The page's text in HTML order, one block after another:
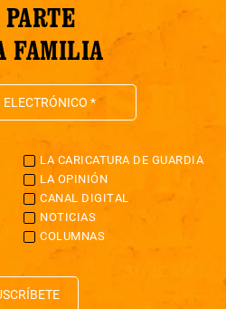
FAMILIA
LA CARICATURA DE GUARDIA
LA OPINIÓN
CANAL DIGITAL
NOTICIAS
COLUMNAS